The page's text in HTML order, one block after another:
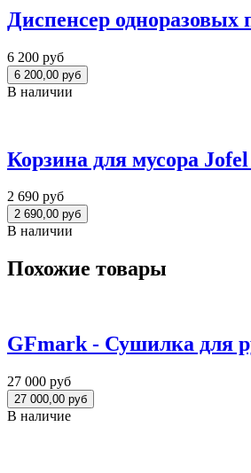
Диспенсер одноразовых
6 200 руб
В наличии
Корзина для мусора
2 690 руб
В наличии
Похожие товары
GFmark - Сушилка для
27 000 руб
В наличие